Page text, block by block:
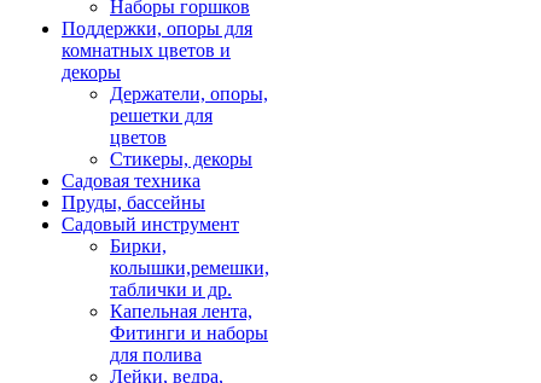
Наборы горшков
Поддержки, опоры для
комнатных цветов и
декоры
Держатели, опоры,
решетки для
цветов
Стикеры, декоры
Садовая техника
Пруды, бассейны
Садовый инструмент
Бирки,
колышки,ремешки,
таблички и др.
Капельная лента,
Фитинги и наборы
для полива
Лейки, ведра,